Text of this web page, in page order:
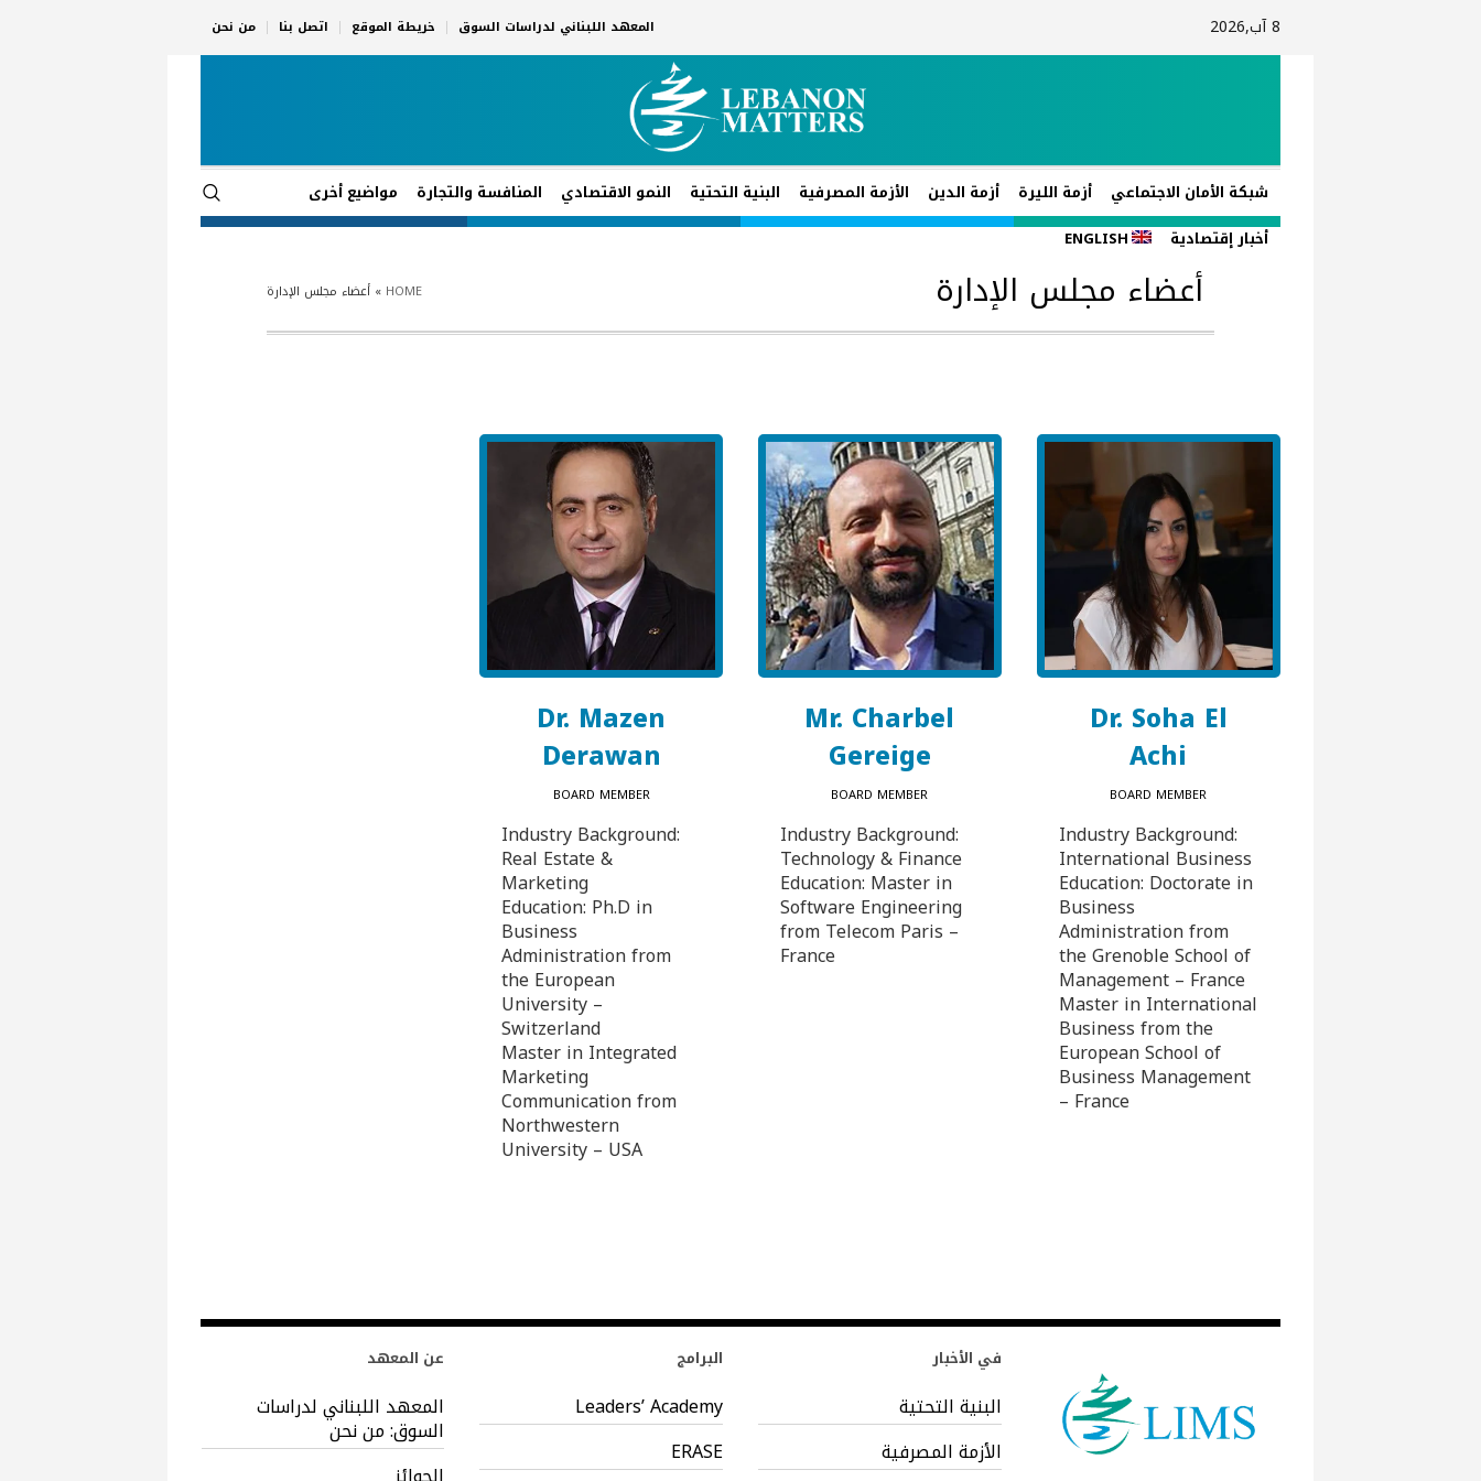
المعهد اللبناني لدراسات السوق خريطة الموقع اتصل بنا من نحن 8 آب,2026
شبكة الأمان الاجتماعي أزمة الليرة أزمة الدين الأزمة المصرفية البنية التحتية النمو الاقتصادي المنافسة والتجارة
مواضيع أخرى
أخبار إقتصادية
ENGLISH
أعضاء مجلس الإدارة HOME
» أعضاء مجلس الإدارة
Dr. Soha El
Achi
BOARD MEMBER
Industry Background:
International Business
Education: Doctorate in
Business
Administration from
the Grenoble School of
Management – France
Master in International
Business from the
European School of
Business Management
– France
Mr. Charbel
Gereige
BOARD MEMBER
Industry Background:
Technology & Finance
Education: Master in
Software Engineering
from Telecom Paris –
France
Dr. Mazen
Derawan
BOARD MEMBER
Industry Background:
Real Estate &
Marketing
Education: Ph.D in
Business
Administration from
the European
University –
Switzerland
Master in Integrated
Marketing
Communication from
Northwestern
University – USA
في الأخبار
البنية التحتية
الأزمة المصرفية
البرامج
Leaders’ Academy
ERASE
عن المعهد
المعهد اللبناني لدراسات
السوق: من نحن